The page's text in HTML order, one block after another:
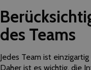
des Teams
Jedes Team ist
Daher ist es wichtig, die